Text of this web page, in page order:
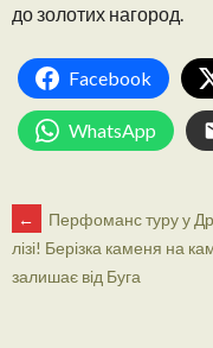
до золотих нагород.
Facebook
WhatsApp
POST
NAVIGATION
←
Перфоманс туру у
лізі! Берізка каменя на
залишає від Буга